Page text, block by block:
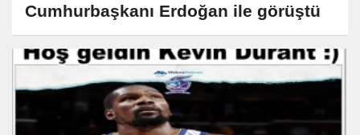
Cumhurbaşkanı Erdoğan ile görüştü